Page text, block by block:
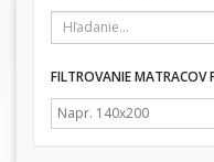
FILTROVANIE MATRACOV